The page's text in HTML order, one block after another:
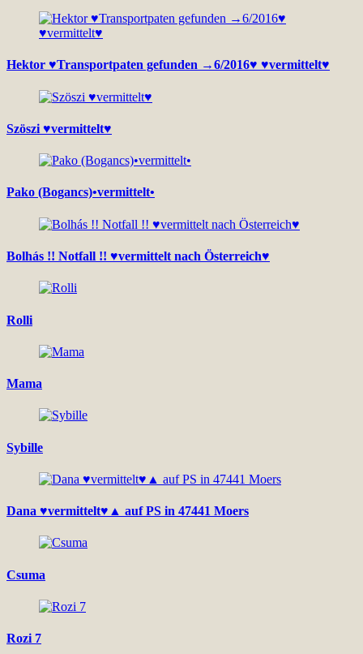
Hektor ♥Transportpaten gefunden →6/2016♥ ♥vermittelt♥
Szöszi ♥vermittelt♥
Pako (Bogancs)•vermittelt•
Bolhás !! Notfall !! ♥vermittelt nach Österreich♥
Rolli
Mama
Sybille
Dana ♥vermittelt♥▲ auf PS in 47441 Moers
Csuma
Rozi 7